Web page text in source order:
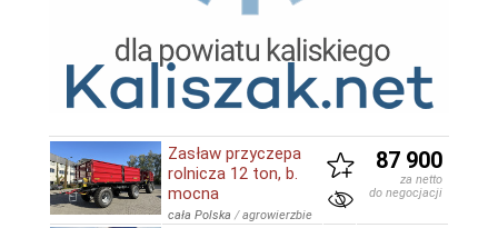
Zasław przyczepa
rolnicza 12 ton, b.
mocna
cała Polska /agrowierzbie
87 900
za netto
do negocjacji